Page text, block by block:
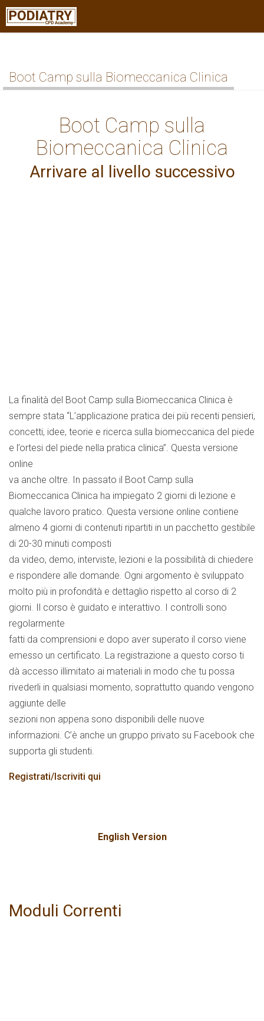
Boot Camp sulla Biomeccanica Clinica
Boot Camp sulla
Biomeccanica Clinica
Arrivare al livello successivo
La finalità del Boot Camp sulla Biomeccanica Clinica è
sempre stata “L’applicazione pratica dei più recenti pensieri,
concetti, idee, teorie e ricerca sulla biomeccanica del piede
e l’ortesi del piede nella pratica clinica”. Questa versione
online
va anche oltre. In passato il Boot Camp sulla
Biomeccanica Clinica ha impiegato 2 giorni di lezione e
qualche lavoro pratico. Questa versione online contiene
almeno 4 giorni di contenuti ripartiti in un pacchetto gestibile
di 20-30 minuti composti
da video, demo, interviste, lezioni e la possibilità di chiedere
e rispondere alle domande. Ogni argomento è sviluppato
molto più in profondità e dettaglio rispetto al corso di 2
giorni. Il corso è guidato e interattivo. I controlli sono
regolarmente
fatti da comprensioni e dopo aver superato il corso viene
emesso un certificato. La registrazione a questo corso ti
dà accesso illimitato ai materiali in modo che tu possa
rivederli in qualsiasi momento, soprattutto quando vengono
aggiunte delle
sezioni non appena sono disponibili delle nuove
informazioni. C’è anche un gruppo privato su Facebook che
supporta gli studenti.
Registrati/Iscriviti qui
English Version
Moduli Correnti